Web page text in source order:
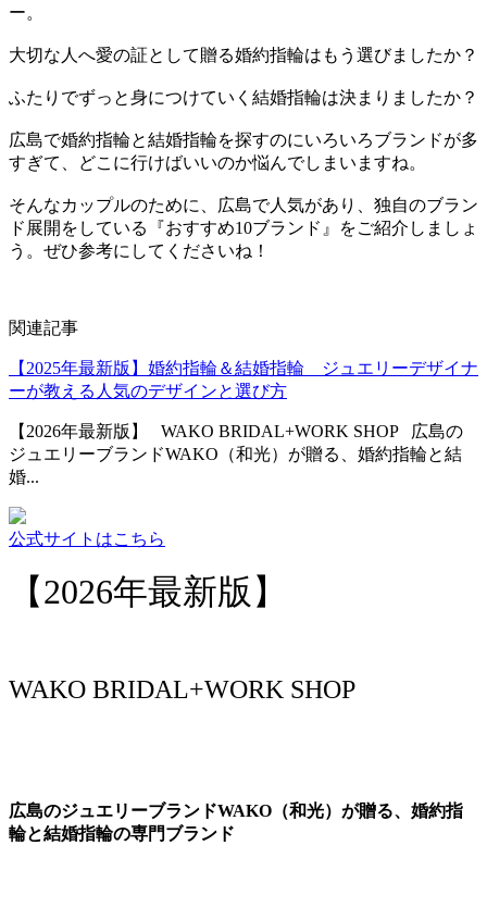
ー。
大切な人へ愛の証として贈る婚約指輪はもう選びましたか？
ふたりでずっと身につけていく結婚指輪は決まりましたか？
広島で婚約指輪と結婚指輪を探すのにいろいろブランドが多
すぎて、どこに行けばいいのか悩んでしまいますね。
そんなカップルのために、広島で人気があり、独自のブラン
ド展開をしている『おすすめ10ブランド』をご紹介しましょ
う。ぜひ参考にしてくださいね！
関連記事
【2025年最新版】婚約指輪＆結婚指輪 ジュエリーデザイナ
ーが教える人気のデザインと選び方
【2026年最新版】 WAKO BRIDAL+WORK SHOP 広島の
ジュエリーブランドWAKO（和光）が贈る、婚約指輪と結
婚...
公式サイトはこちら
【2026年最新版】
WAKO BRIDAL+WORK SHOP
広島のジュエリーブランドWAKO（和光）が贈る、婚約指
輪と結婚指輪の専門ブランド